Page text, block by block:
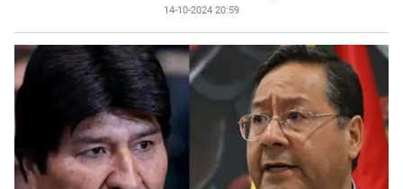
14-10-2024 20:59